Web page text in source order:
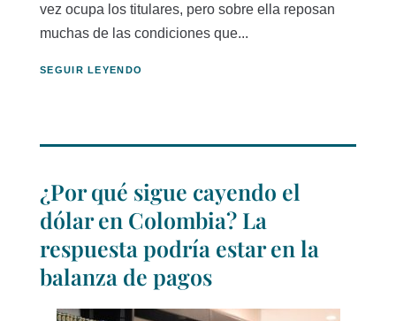
vez ocupa los titulares, pero sobre ella reposan
muchas de las condiciones que...
SEGUIR LEYENDO
¿Por qué sigue cayendo el
dólar en Colombia? La
respuesta podría estar en la
balanza de pagos